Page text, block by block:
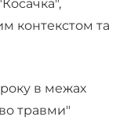
контекстом та
в межах
травми"